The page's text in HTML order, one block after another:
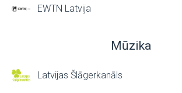
EWTN Latvija
Mūzika
Latvijas Šlāgerkanāls